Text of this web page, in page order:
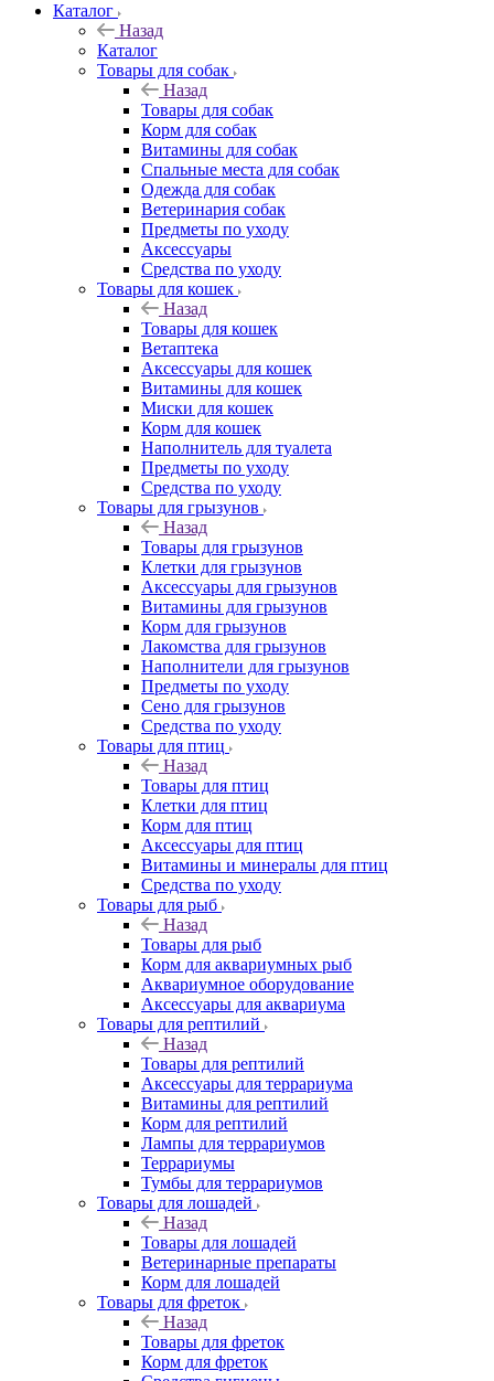
Каталог
Назад
Каталог
Товары для собак
Назад
Товары для собак
Корм для собак
Витамины для собак
Спальные места для собак
Одежда для собак
Ветеринария собак
Предметы по уходу
Аксессуары
Средства по уходу
Товары для кошек
Назад
Товары для кошек
Ветаптека
Аксессуары для кошек
Витамины для кошек
Миски для кошек
Корм для кошек
Наполнитель для туалета
Предметы по уходу
Средства по уходу
Товары для грызунов
Назад
Товары для грызунов
Клетки для грызунов
Аксессуары для грызунов
Витамины для грызунов
Корм для грызунов
Лакомства для грызунов
Наполнители для грызунов
Предметы по уходу
Сено для грызунов
Средства по уходу
Товары для птиц
Назад
Товары для птиц
Клетки для птиц
Корм для птиц
Аксессуары для птиц
Витамины и минералы для птиц
Средства по уходу
Товары для рыб
Назад
Товары для рыб
Корм для аквариумных рыб
Аквариумное оборудование
Аксессуары для аквариума
Товары для рептилий
Назад
Товары для рептилий
Аксессуары для террариума
Витамины для рептилий
Корм для рептилий
Лампы для террариумов
Террариумы
Тумбы для террариумов
Товары для лошадей
Назад
Товары для лошадей
Ветеринарные препараты
Корм для лошадей
Товары для фреток
Назад
Товары для фреток
Корм для фреток